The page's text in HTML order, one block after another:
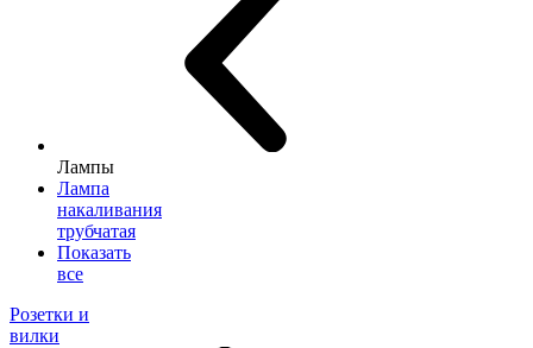
Лампы
Лампа
накаливания
трубчатая
Показать
все
Розетки и
вилки